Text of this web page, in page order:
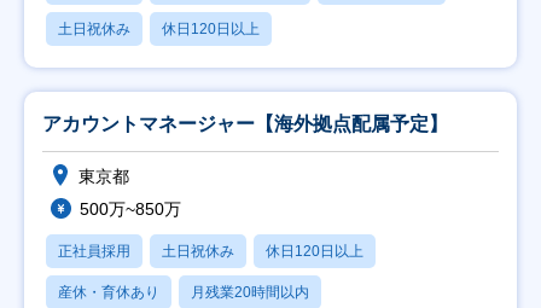
土日祝休み 休日120日以上
アカウントマネージャー【海外拠点配属予定】
東京都
500万~850万
正社員採用 土日祝休み 休日120日以上
産休・育休あり 月残業20時間以内